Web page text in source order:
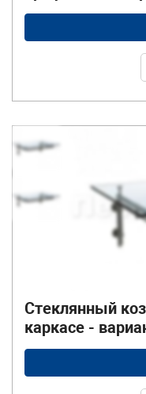
Стеклянный
каркасе -